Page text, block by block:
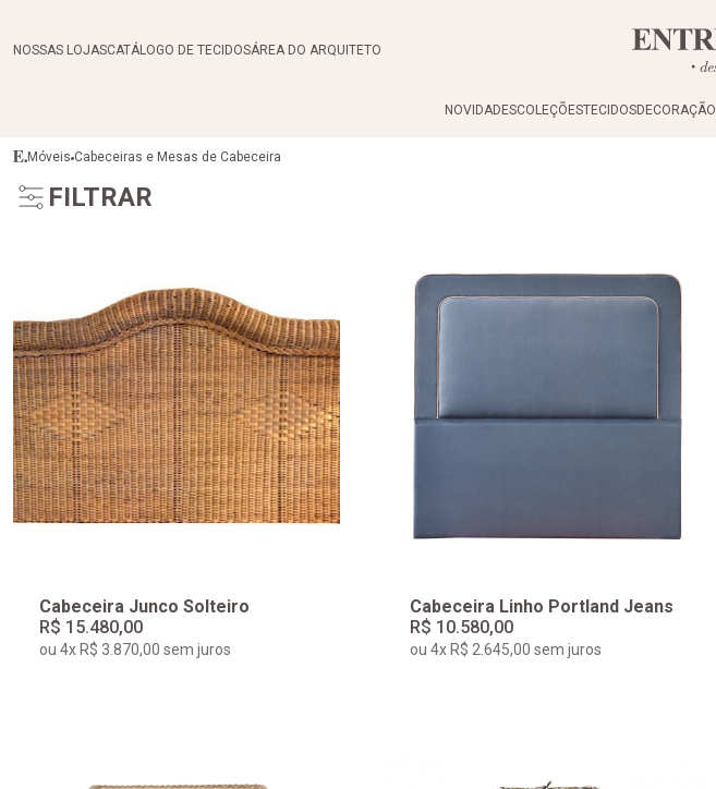
NOSSAS LOJASCATÁLOGO DE TECIDOSÁREA DO ARQUITETO
NOVIDADESCOLEÇÕESTECIDOSDECORAÇÃO
Móveis Cabeceiras e Mesas de Cabeceira
FILTRAR
Cabeceira Junco Solteiro
R$ 15.480,00
ou 4x R$ 3.870,00 sem juros
Cabeceira Linho Portland Jeans
R$ 10.580,00
ou 4x R$ 2.645,00 sem juros